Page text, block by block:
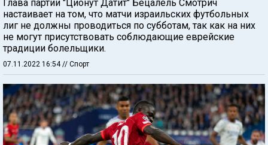
Глава партии "Ционут Датит" Бецалель Смотрич
настаивает на том, что матчи израильских футбольных
лиг не должны проводиться по субботам, так как на них
не могут присутствовать соблюдающие еврейские
традиции болельщики.
07.11.2022 16:54// Спорт